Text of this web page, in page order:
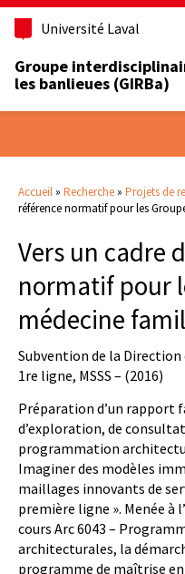
Université Laval
Groupe
les banlieues (GIRBa)
Accueil » Recherche » Projets de
référence normatif pour les
Vers un cadre
normatif pour
médecine
Subvention de la Direction
1re ligne, MSSS – (2016)
Préparation d’un rapport
d’exploration, de
programmation
Imaginer des modèles
maillages innovants de
première ligne ». Menée à
cours Arc 6043 –
architecturales, la
programme de maîtrise